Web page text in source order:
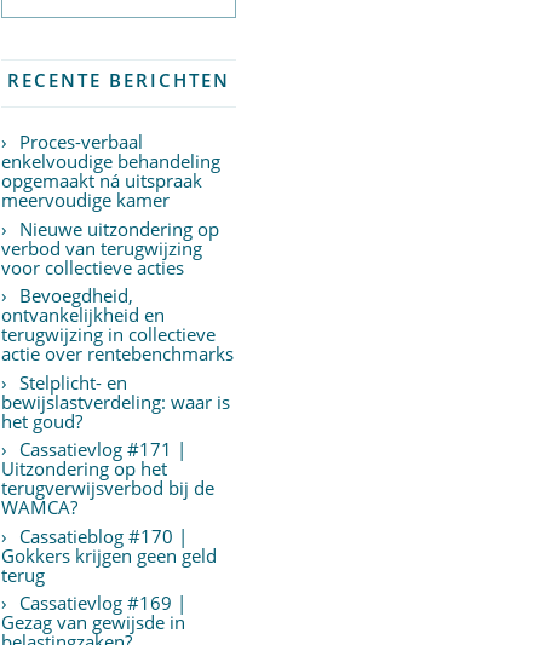
RECENTE BERICHTEN
Proces-verbaal
enkelvoudige behandeling
opgemaakt ná uitspraak
meervoudige kamer
Nieuwe uitzondering op
verbod van terugwijzing
voor collectieve acties
Bevoegdheid,
ontvankelijkheid en
terugwijzing in collectieve
actie over rentebenchmarks
Stelplicht- en
bewijslastverdeling: waar is
het goud?
Cassatievlog #171 |
Uitzondering op het
terugverwijsverbod bij de
WAMCA?
Cassatieblog #170 |
Gokkers krijgen geen geld
terug
Cassatievlog #169 |
Gezag van gewijsde in